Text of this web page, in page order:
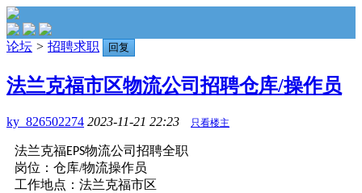
论坛 > 招聘求职 回复
法兰克福市区物流公司招聘仓库/操作员
ky_826502274 2023-11-21 22:23 只看楼主
法兰克福EPS物流公司招聘全职
岗位：仓库/物流操作员
工作地点：法兰克福市区